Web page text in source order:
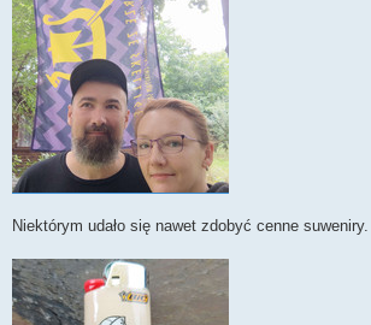
Niektórym udało się nawet zdobyć cenne suweniry.